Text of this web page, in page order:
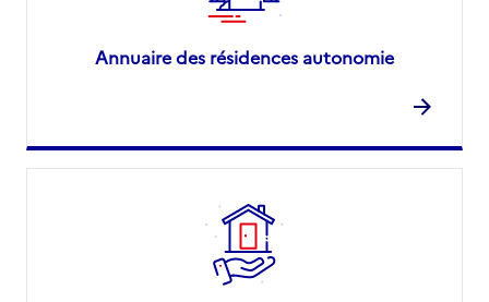
Annuaire des résidences autonomie